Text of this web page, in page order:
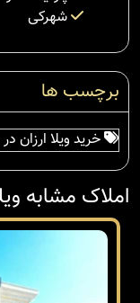
شهرکی
برچسب ها
خرید ویلا ارزان
املاک مشابه